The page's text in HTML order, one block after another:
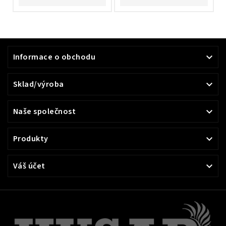
Informace o obchodu 
Sklad/výroba 
Naše společnost 
Produkty 
Váš účet 